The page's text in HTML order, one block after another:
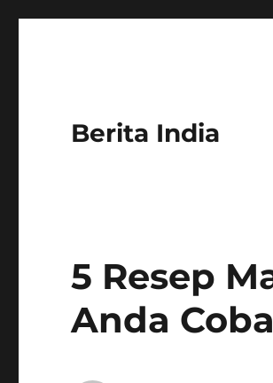
Berita India
5 Resep
Anda